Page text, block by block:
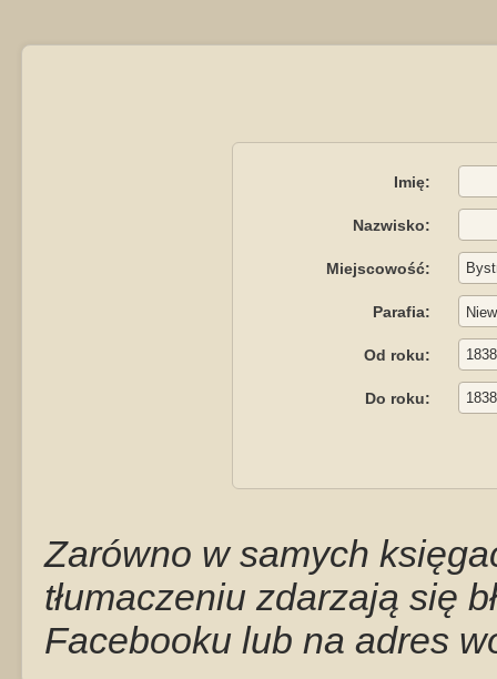
Imię:
Nazwisko:
Miejscowość:
Parafia:
Od roku:
Do roku:
Zarówno w samych
tłumaczeniu zdarzają się
Facebooku lub na adres